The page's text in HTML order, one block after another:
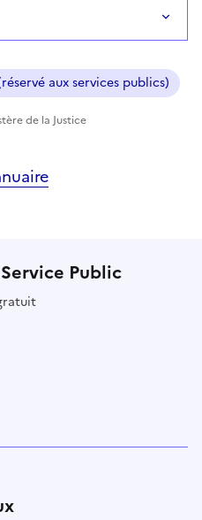
aux services publics)
de la Justice
Public